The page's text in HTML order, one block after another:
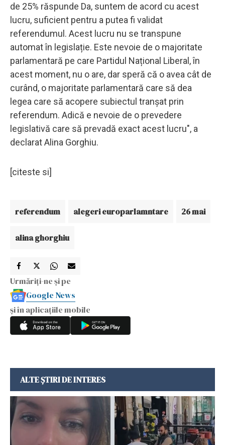
de 25% răspunde Da, suntem de acord cu acest
lucru, suficient pentru a putea fi validat
referendumul. Acest lucru nu se transpune
automat în legislație. Este nevoie de o majoritate
parlamentară pe care Partidul Național Liberal, în
acest moment, nu o are, dar speră că o avea cât de
curând, o majoritate parlamentară care să dea
legea care să acopere subiectul tranșat prin
referendum. Adică e nevoie de o prevedere
legislativă care să prevadă exact acest lucru", a
declarat Alina Gorghiu.
[citeste si]
referendum alegeri europarlamntare 26 mai
alina ghorghiu
Urmăriți-ne și pe
Google News
și în aplicațiile mobile
ALTE ȘTIRI DE INTERES